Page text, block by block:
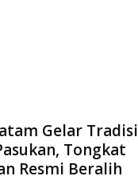
Gelar Tradisi
Tongkat
Resmi Beralih